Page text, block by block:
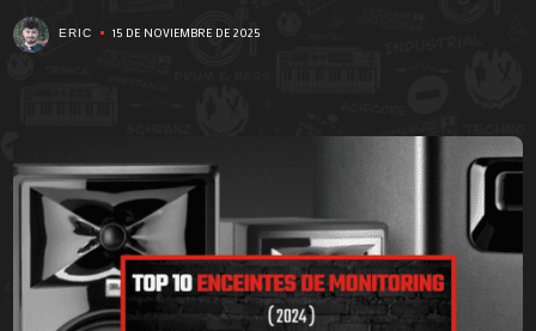
ERIC 15 DE NOVIEMBRE DE 2025